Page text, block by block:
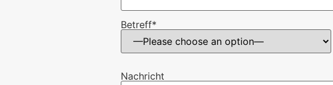
Betreff*
Nachricht